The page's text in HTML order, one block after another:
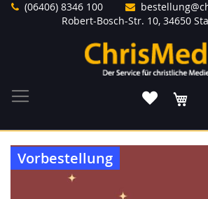
Direkt(06406) 8346 100
Robert-Bosch-Str. 10, 34650
Vorbestellung
Zum
Ende